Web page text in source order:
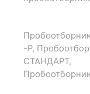
-Р,
СТАНДАРТ,